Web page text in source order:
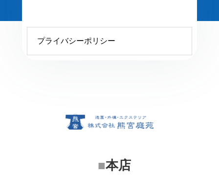
プライバシーポリシー
■本店